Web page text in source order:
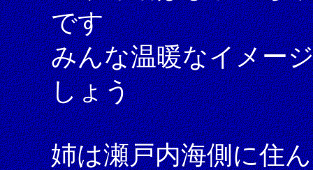
です
みんな温暖なイメー
しょう
姉は瀬戸内海側に住